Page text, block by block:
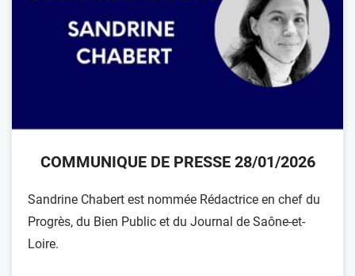
COMMUNIQUE DE PRESSE 28/01/2026
Sandrine Chabert est nommée Rédactrice en chef du
Progrès, du Bien Public et du Journal de Saône-et-
Loire.